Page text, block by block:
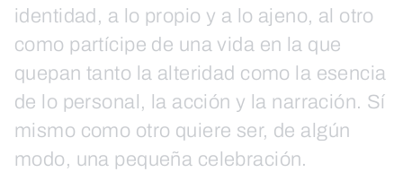
identidad, a lo propio y a lo ajeno, al otro
como partícipe de una vida en la que
quepan tanto la alteridad como la esencia
de lo personal, la acción y la narración. Sí
mismo como otro quiere ser, de algún
modo, una pequeña celebración.